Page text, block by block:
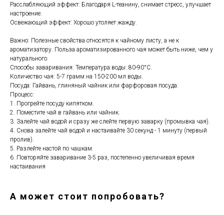
Расслабляющий эффект: Благодаря L-теанину, снимает стресс, улучшает
настроение.
Освежающий эффект: Хорошо утоляет жажду.
Важно: Полезные свойства относятся к чайному листу, а не к
ароматизатору. Польза ароматизированного чая может быть ниже, чем у
натурального.
Способы заваривания: Температура воды: 80-90°C.
Количество чая: 5-7 грамм на 150-200 мл воды.
Посуда: Гайвань, глиняный чайник или фарфоровая посуда.
Процесс:
1. Прогрейте посуду кипятком.
2. Поместите чай в гайвань или чайник.
3. Залейте чай водой и сразу же слейте первую заварку (промывка чая).
4. Снова залейте чай водой и настаивайте 30 секунд - 1 минуту (первый
пролив).
5. Разлейте настой по чашкам.
6. Повторяйте заваривание 3-5 раз, постепенно увеличивая время
настаивания
А может стоит попробовать?